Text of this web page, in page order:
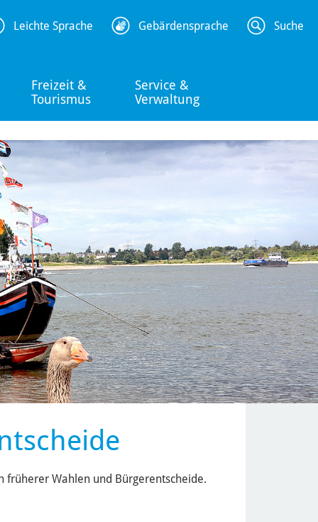
Freizeit &
Tourismus
Service &
Verwaltung
Leichte Sprache Gebärdensprache Suche
früherer Wahlen und Bürgerentscheide.